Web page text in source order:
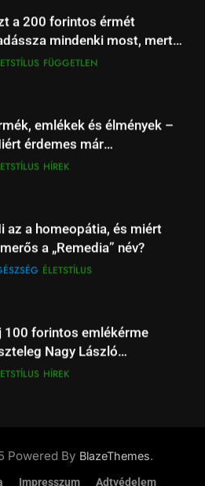
Premier League
ma az Aréna 4 TV-n
FÜGGETLEN
rangadó – Szoboszlai
Kerkez is a fókuszban
SPORT
rangadó Londonban
TV élőben 18:30-tól
TV SPORT
rangadó ma Anfieldben
a Spíler1 TV-n
SPÍLER1 TV
este – M4 Sport TV élőben
M4 SPORT TV
a 200 forintos érmét
mindenki most, mert
éri (+videó)
emlékek és élmények –
érdemes már
foglalkozni a
HÍREK
az a homeopátia, és miért
a „Remedia” név?
ÉLETSTÍLUS
100 forintos emlékérme
Nagy László
előtt
HÍREK
2025‑ben
Powered By BlazeThemes.
Impresszum Adtvédelem